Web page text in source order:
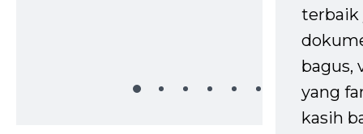
terbaik
bagus,
yang
kasih